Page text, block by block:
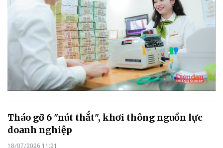
Tháo gỡ 6 "nút thắt", khơi thông nguồn lực
doanh nghiệp
18/07/2026 11:21